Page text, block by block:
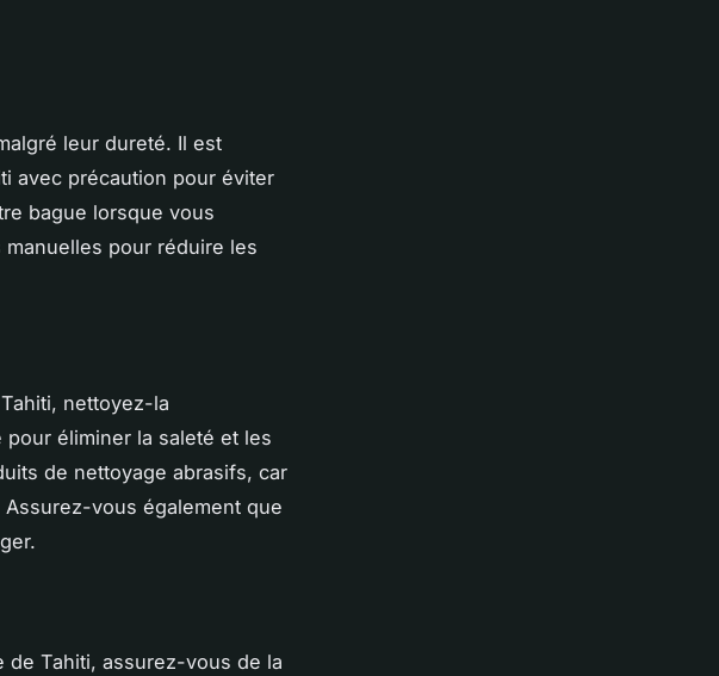
leur dureté. Il est
avec précaution pour éviter
bague lorsque vous
pour réduire les
nettoyez-la
éliminer la saleté et les
de nettoyage abrasifs, car
vous également que
Tahiti, assurez-vous de la